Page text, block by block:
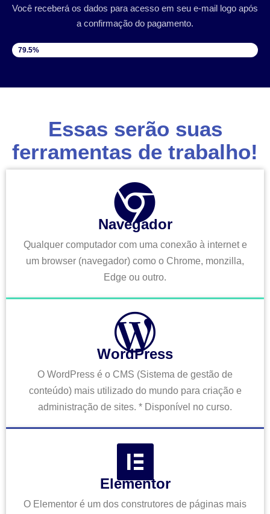
Você receberá os dados para acesso em seu e-mail logo após
a confirmação do pagamento.
VAGAS DISPONÍVEIS
79.5%
Essas serão suas
ferramentas de trabalho!
Navegador
Qualquer computador com uma conexão à internet e
um browser (navegador) como o Chrome, monzilla,
Edge ou outro.
WordPress
O WordPress é o CMS (Sistema de gestão de
conteúdo) mais utilizado do mundo para criação e
administração de sites. * Disponível no curso.
Elementor
O Elementor é um dos construtores de páginas mais